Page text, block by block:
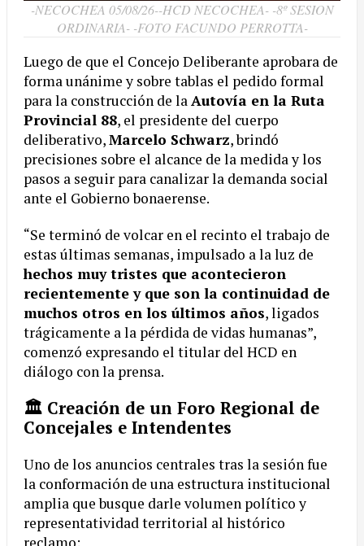
-NECOCHEA 05/08/26--HCD NECOCHEA- -8º SESION
ORDINARIA- -FOTO FACUNDO PERROTTA-
Luego de que el Concejo Deliberante aprobara de
forma unánime y sobre tablas el pedido formal
para la construcción de laAutovía en la Ruta
Provincial 88, el presidente del cuerpo
deliberativo,Marcelo Schwarz, brindó
precisiones sobre el alcance de la medida y los
pasos a seguir para canalizar la demanda social
ante el Gobierno bonaerense.
“Se terminó de volcar en el recinto el trabajo de
estas últimas semanas, impulsado a la luz de
hechos muy tristes que acontecieron
recientemente y que son la continuidad de
muchos otros en los últimos años, ligados
trágicamente a la pérdida de vidas humanas”,
comenzó expresando el titular del HCD en
diálogo con la prensa.
🏛️ Creación de un Foro Regional de
Concejales e Intendentes
Uno de los anuncios centrales tras la sesión fue
la conformación de una estructura institucional
amplia que busque darle volumen político y
representatividad territorial al histórico
reclamo: